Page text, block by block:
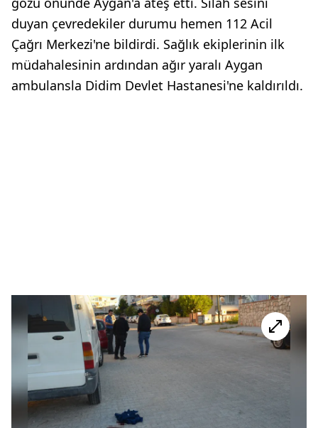
duyan çevredekiler durumu hemen 112 Acil
Çağrı Merkezi'ne bildirdi. Sağlık ekiplerinin ilk
müdahalesinin ardından ağır yaralı Aygan
ambulansla Didim Devlet Hastanesi'ne kaldırıldı.